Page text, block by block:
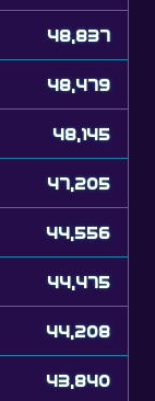
48,837
48,479
48,145
47,205
44,556
44,475
44,208
43,840